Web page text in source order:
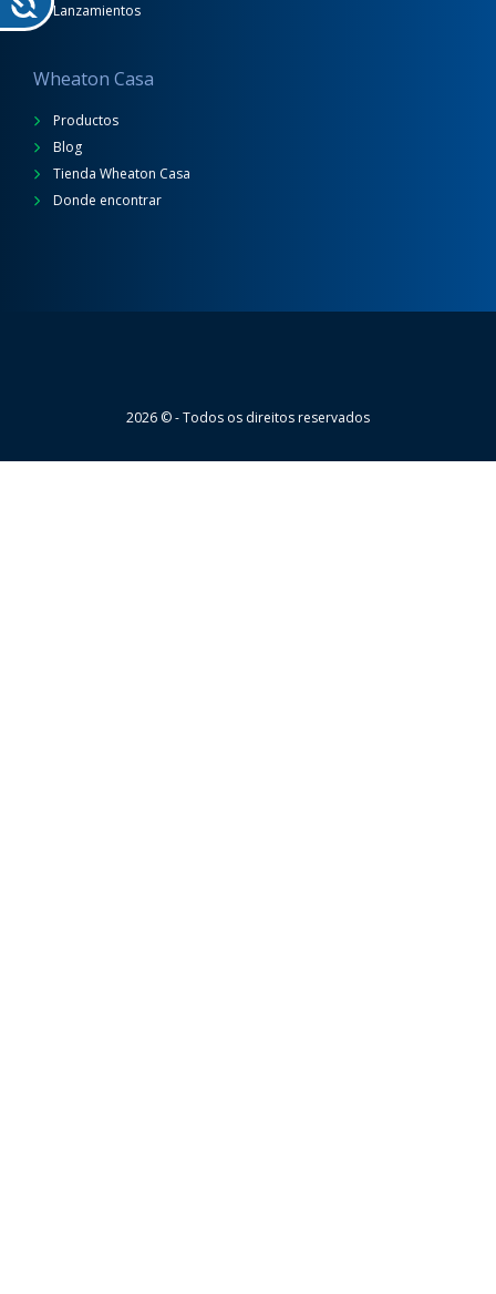
Lanzamientos
Wheaton Casa
Productos
Blog
Tienda Wheaton Casa
Donde encontrar
2026 © - Todos os direitos reservados